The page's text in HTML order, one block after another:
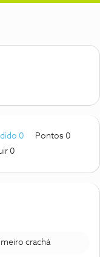
0
Pontos 0
0
crachá